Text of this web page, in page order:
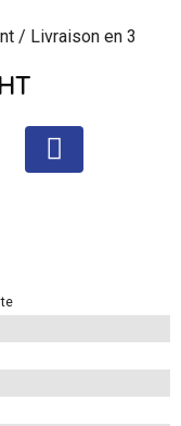
/ Livraison en 3
HT